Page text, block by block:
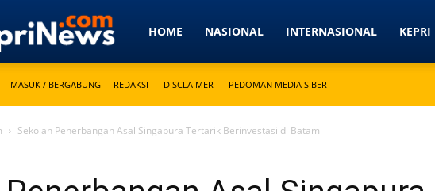
Detikkeprinews.com
HOME NASIONAL INTERNASIONAL KEPRI
MASUK / BERGABUNG REDAKSI DISCLAIMER PEDOMAN MEDIA SIBER
Sekolah Penerbangan Asal Singapura Tertarik Berinvestasi di Batam